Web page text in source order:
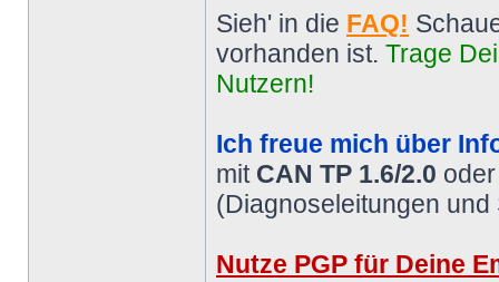
Sieh' in die FAQ!
vorhanden ist. Trage
Nutzern!
Ich freue mich über
mit CAN TP 1.6/2.0
(Diagnoseleitungen
Nutze PGP für Deine